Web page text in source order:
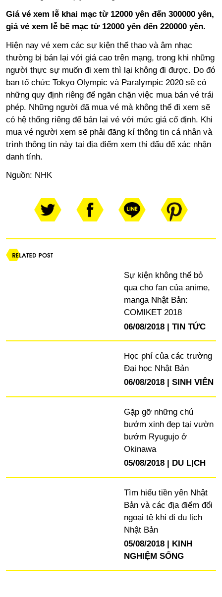
Giá vé xem lễ khai mạc từ 12000 yên đến 300000 yên,
giá vé xem lễ bế mạc từ 12000 yên đến 220000 yên.
Hiện nay vé xem các sự kiện thể thao và âm nhạc
thường bị bán lại với giá cao trên mạng, trong khi những
người thực sự muốn đi xem thì lại không đi được. Do đó
ban tổ chức Tokyo Olympic và Paralympic 2020 sẽ có
những quy định riêng để ngăn chặn việc mua bán vé trái
phép. Những người đã mua vé mà không thể đi xem sẽ
có hệ thống riêng để bán lại vé với mức giá cố định. Khi
mua vé người xem sẽ phải đăng kí thông tin cá nhân và
trình thông tin này tại địa điểm xem thi đấu để xác nhận
danh tính.
Nguồn: NHK
Sự kiện không thể bỏ
qua cho fan của anime,
manga Nhật Bản:
COMIKET 2018
06/08/2018
TIN TỨC
Học phí của các trường
Đại học Nhật Bản
06/08/2018
SINH VIÊN
Gặp gỡ những chú
bướm xinh đẹp tại vườn
bướm Ryugujo ở
Okinawa
05/08/2018
DU LỊCH
Tìm hiểu tiền yên Nhật
Bản và các địa điểm đổi
ngoại tệ khi đi du lịch
Nhật Bản
05/08/2018
KINH
NGHIỆM SỐNG